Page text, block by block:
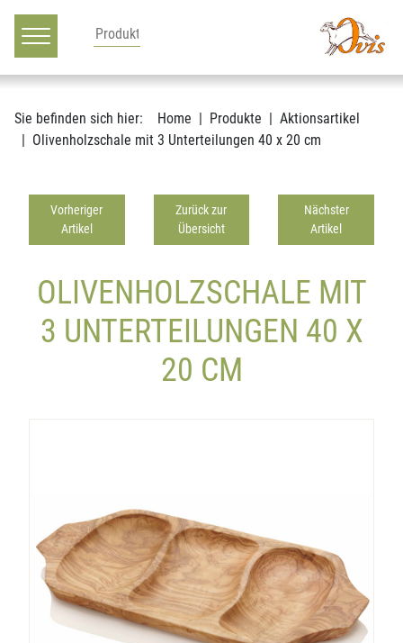
Hauptnavigation
Zum Inhalt
Sie befinden sich hier: Home Produkte
Aktionsartikel
Olivenholzschale mit 3 Unterteilungen 40 x 20 cm
Vorheriger
Artikel
Zurück zur
Übersicht
Nächster
Artikel
OLIVENHOLZSCHALE MIT
3 UNTERTEILUNGEN 40 X
20 CM